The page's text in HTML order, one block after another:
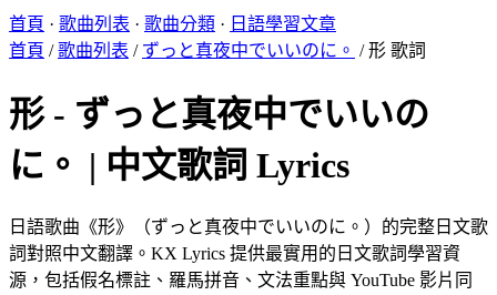
首頁 · 歌曲列表 · 歌曲分類 · 日語學習文章
首頁 /歌曲列表 / ずっと真夜中でいいのに。 /形 歌詞
形 - ずっと真夜中でいいの
に。 | 中文歌詞 Lyrics
日語歌曲《形》（ずっと真夜中でいいのに。）的完整日文歌
詞對照中文翻譯。KX Lyrics 提供最實用的日文歌詞學習資
源，包括假名標註、羅馬拼音、文法重點與 YouTube 影片同